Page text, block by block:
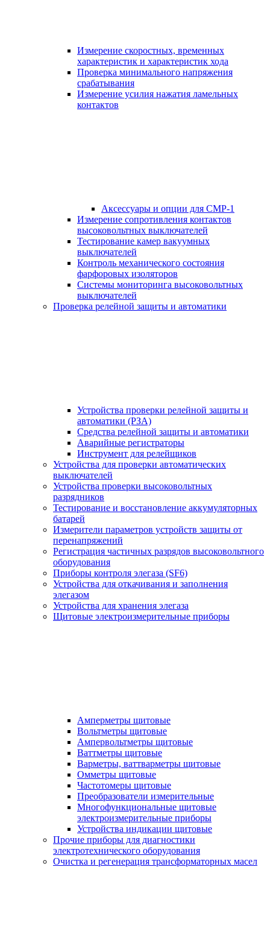
Измерение скоростных, временных
характеристик и характеристик хода
Проверка минимального напряжения
срабатывания
Измерение усилия нажатия ламельных
контактов
Аксессуары и опции для СМР-1
Измерение сопротивления контактов
высоковольтных выключателей
Тестирование камер вакуумных
выключателей
Контроль механического состояния
фарфоровых изоляторов
Системы мониторинга высоковольтных
выключателей
Проверка релейной защиты и автоматики
Устройства проверки релейной защиты и
автоматики (РЗА)
Средства релейной защиты и автоматики
Аварийные регистраторы
Инструмент для релейщиков
Устройства для проверки автоматических
выключателей
Устройства проверки высоковольтных
разрядников
Тестирование и восстановление аккумуляторных
батарей
Измерители параметров устройств защиты от
перенапряжений
Регистрация частичных разрядов высоковольтного
оборудования
Приборы контроля элегаза (SF6)
Устройства для откачивания и заполнения
элегазом
Устройства для хранения элегаза
Щитовые электроизмерительные приборы
Амперметры щитовые
Вольтметры щитовые
Ампервольтметры щитовые
Ваттметры щитовые
Варметры, ваттварметры щитовые
Омметры щитовые
Частотомеры щитовые
Преобразователи измерительные
Многофункциональные щитовые
электроизмерительные приборы
Устройства индикации щитовые
Прочие приборы для диагностики
электротехнического оборудования
Очистка и регенерация трансформаторных масел